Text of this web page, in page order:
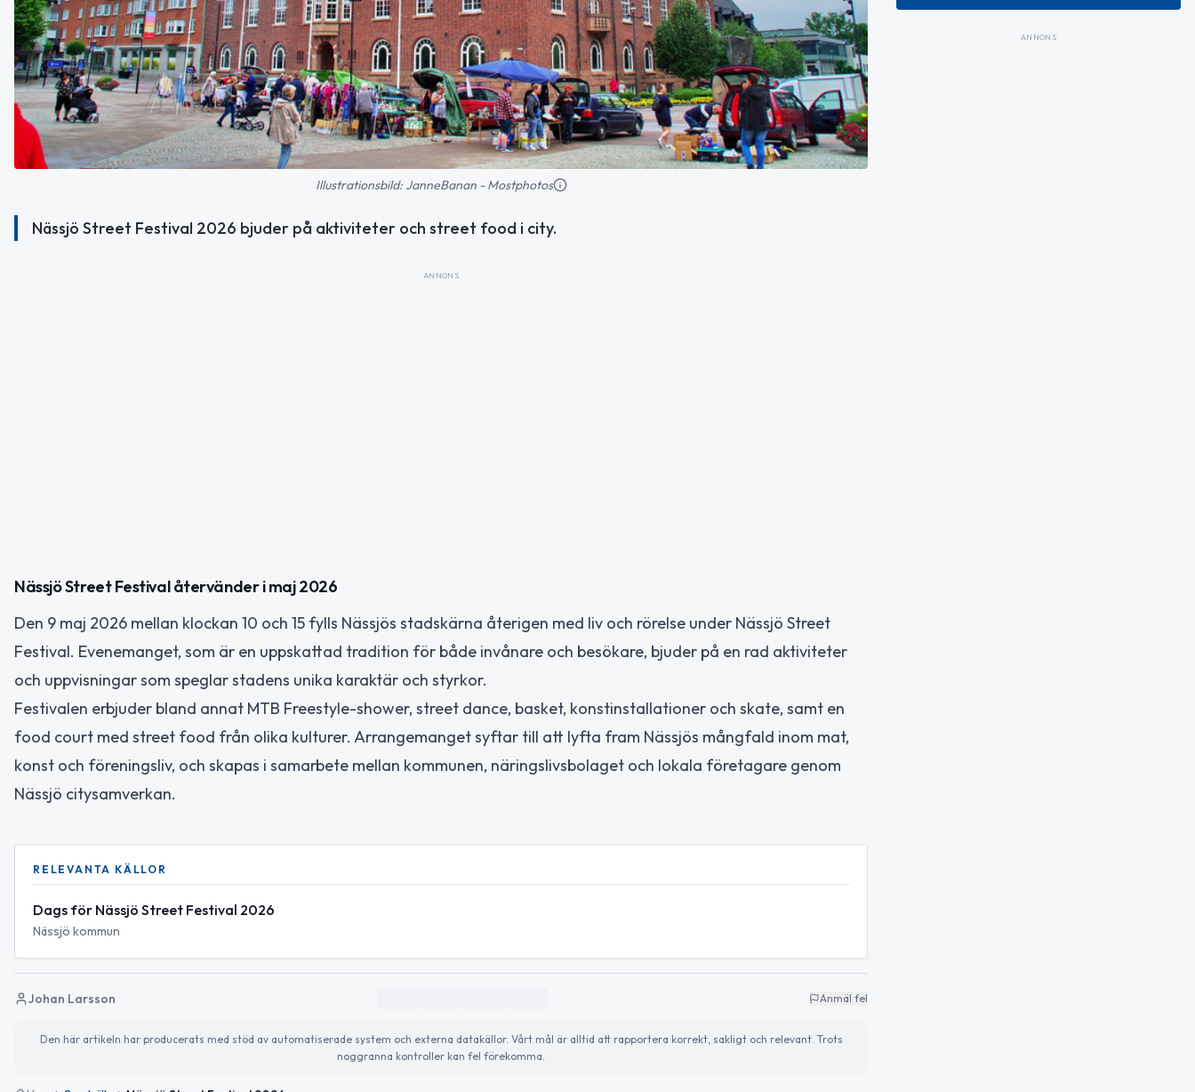
Illustrationsbild: JanneBanan - Mostphotos
Nässjö Street Festival 2026 bjuder på aktiviteter och street food i city.
ANNONS
Nässjö Street Festival återvänder i maj 2026
Den 9 maj 2026 mellan klockan 10 och 15 fylls Nässjös stadskärna återigen med liv och rörelse under Nässjö Street
Festival. Evenemanget, som är en uppskattad tradition för både invånare och besökare, bjuder på en rad aktiviteter
och uppvisningar som speglar stadens unika karaktär och styrkor.
Festivalen erbjuder bland annat MTB Freestyle-shower, street dance, basket, konstinstallationer och skate, samt en
food court med street food från olika kulturer. Arrangemanget syftar till att lyfta fram Nässjös mångfald inom mat,
konst och föreningsliv, och skapas i samarbete mellan kommunen, näringslivsbolaget och lokala företagare genom
Nässjö citysamverkan.
RELEVANTA KÄLLOR
Dags för Nässjö Street Festival 2026
Nässjö kommun
Johan Larsson Anmäl fel
Den här artikeln har producerats med stöd av automatiserade system och externa datakällor. Vårt mål är alltid att rapportera korrekt, sakligt och relevant. Trots
noggranna kontroller kan fel förekomma.
ANNONS